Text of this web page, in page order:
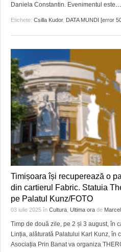
Daniela Constantin. Evenimentul este
Etichete: Csilla Kudor, DATA MUNDI [error
Timișoara își recuperează o
din cartierul Fabric. Statuia
pe Palatul Kunz/FOTO
03 iulie 2025 în Cultura Ultima ora de
Timp de două zile, pe 2 și 3 august, în
Linția, alăturată Palatului Karl Kunz, în
Asociația Prin Banat va organiza